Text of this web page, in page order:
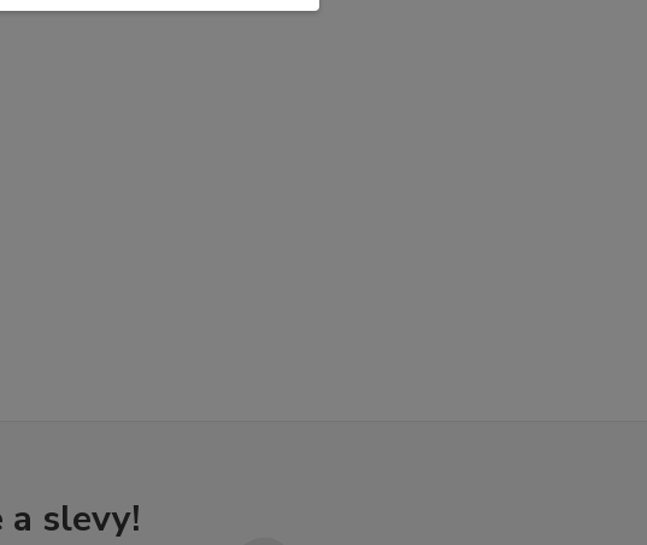
a slevy!